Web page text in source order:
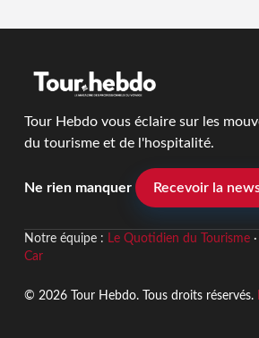
Tour Hebdo vous éclaire sur les
du tourisme et de l'hospitalité.
Ne rien manquer Recevoir la
Notre équipe : Le Quotidien du Tourisme·
Car
© 2026 Tour Hebdo. Tous droits réservés.